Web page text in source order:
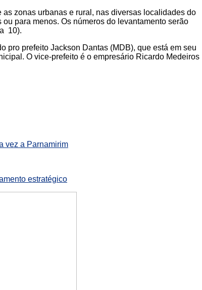
zonas urbanas e rural, nas diversas localidades do
para menos. Os números do levantamento serão
10).
pro prefeito Jackson Dantas (MDB), que está em seu
O vice-prefeito é o empresário Ricardo Medeiros
vez a Parnamirim
estratégico